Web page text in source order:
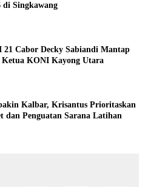
di Singkawang
Cabor Decky Sabiandi Mantap
KONI Kayong Utara
Kalbar, Krisantus Prioritaskan
dan Penguatan Sarana Latihan